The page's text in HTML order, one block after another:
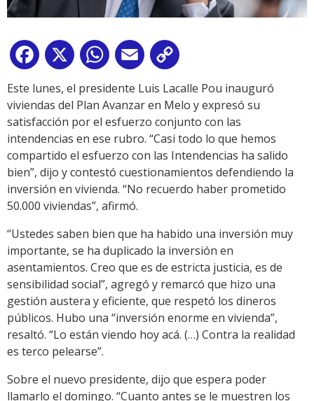
Facebook
X WhatsApp
Email
Link
Este lunes, el presidente Luis Lacalle Pou inauguró
viviendas del Plan Avanzar en Melo y expresó su
satisfacción por el esfuerzo conjunto con las
intendencias en ese rubro. “Casi todo lo que hemos
compartido el esfuerzo con las Intendencias ha salido
bien”, dijo y contestó cuestionamientos defendiendo la
inversión en vivienda. “No recuerdo haber prometido
50.000 viviendas”, afirmó.
“Ustedes saben bien que ha habido una inversión muy
importante, se ha duplicado la inversión en
asentamientos. Creo que es de estricta justicia, es de
sensibilidad social”, agregó y remarcó que hizo una
gestión austera y eficiente, que respetó los dineros
públicos. Hubo una “inversión enorme en vivienda”,
resaltó. “Lo están viendo hoy acá. (…) Contra la realidad
es terco pelearse”.
Sobre el nuevo presidente, dijo que espera poder
llamarlo el domingo. “Cuanto antes se le muestren los